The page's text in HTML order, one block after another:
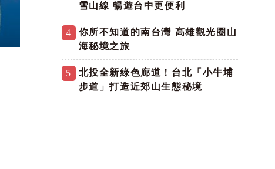
雪山線 暢遊台中更便利
4
你所不知道的南台灣 高雄觀光圈山
海秘境之旅
5
北投全新綠色廊道！台北「小牛埔
步道」打造近郊山生態秘境